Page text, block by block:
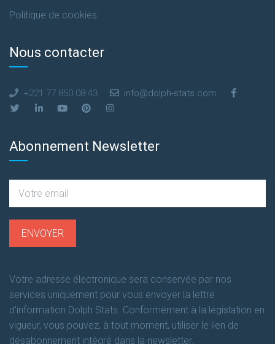
Politique de cookies
Nous contacter
+221 77 850 08 43 info@dolph-stats.com
Abonnement Newsletter
Votre adresse électronique sera conservée par nos
services uniquement pour vous envoyer la lettre
d'information Dolph Stats. Conformément à la législation en
vigueur, vous pouvez, à tout moment, utiliser le lien de
désabonnement intégré dans la newsletter.